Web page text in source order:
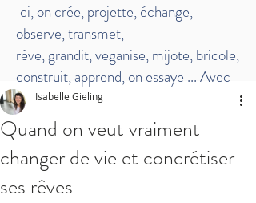
Ici, on crée, projette, échange,
observe, transmet,
rêve, grandit, veganise, mijote, bricole,
construit, apprend, on essaye ...Avec
un max d'info's pour que tu essaies
aussi!
Quand on veut vraiment
changer de vie et concrétiser
ses rêves
Isabelle Gieling